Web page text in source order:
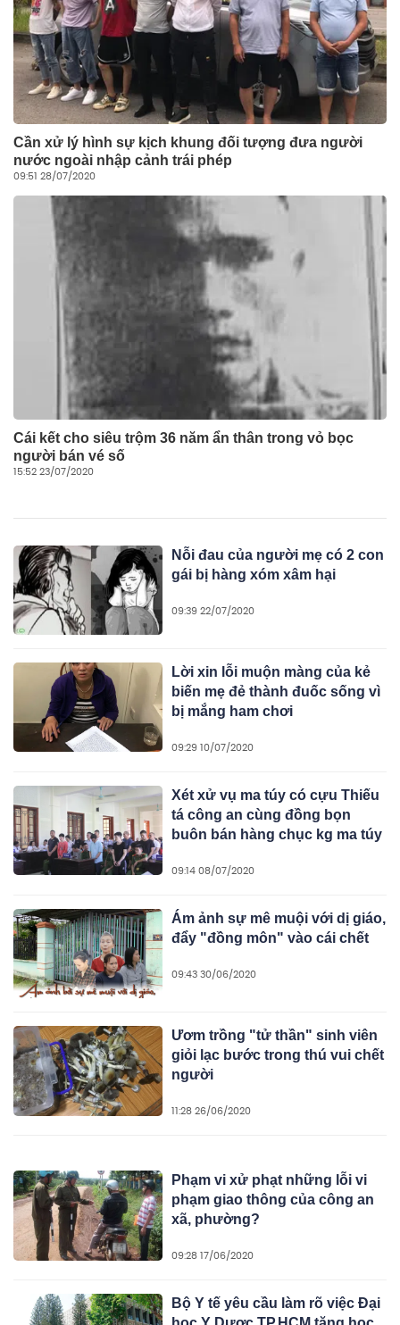
Cần xử lý hình sự kịch khung đối tượng đưa người
nước ngoài nhập cảnh trái phép
09:51 28/07/2020
Cái kết cho siêu trộm 36 năm ẩn thân trong vỏ bọc
người bán vé số
15:52 23/07/2020
Nỗi đau của người mẹ có 2 con
gái bị hàng xóm xâm hại
09:39 22/07/2020
Lời xin lỗi muộn màng của kẻ
biến mẹ đẻ thành đuốc sống vì
bị mắng ham chơi
09:29 10/07/2020
Xét xử vụ ma túy có cựu Thiếu
tá công an cùng đồng bọn
buôn bán hàng chục kg ma túy
09:14 08/07/2020
Ám ảnh sự mê muội với dị giáo,
đẩy "đồng môn" vào cái chết
09:43 30/06/2020
Ươm trồng "tử thần" sinh viên
giỏi lạc bước trong thú vui chết
người
11:28 26/06/2020
Phạm vi xử phạt những lỗi vi
phạm giao thông của công an
xã, phường?
09:28 17/06/2020
Bộ Y tế yêu cầu làm rõ việc Đại